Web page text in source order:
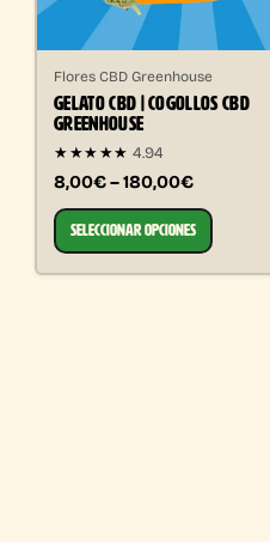
Flores CBD Greenhouse
GELATO CBD | COGOLLOS CBD
GREENHOUSE
★★★★★ 4.94
8,00€ – 180,00€
SELECCIONAR OPCIONES